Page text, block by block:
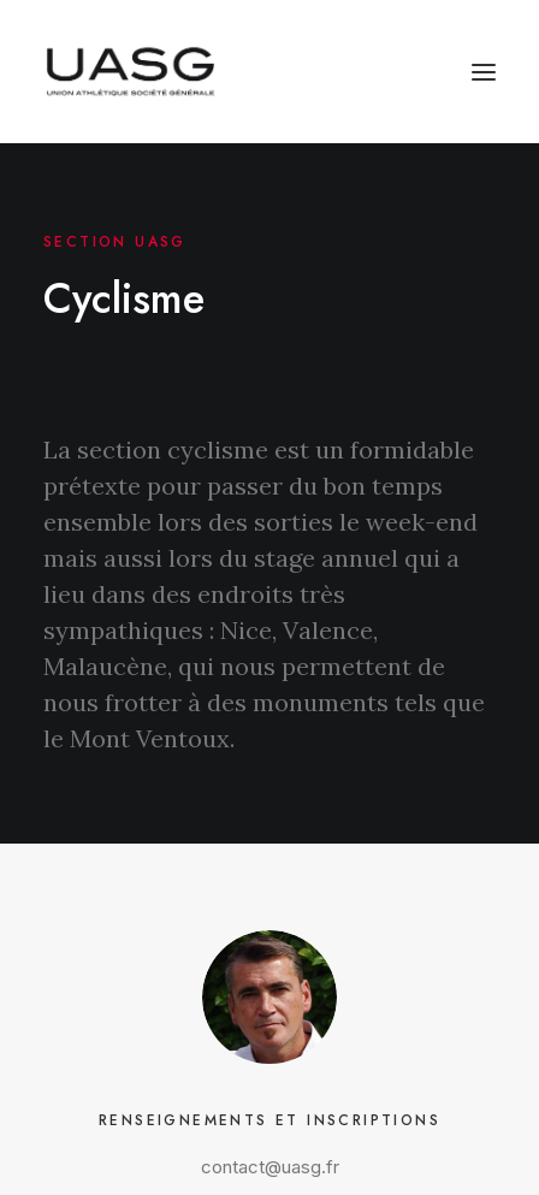
SECTION UASG
Cyclisme
La section cyclisme est un formidable
prétexte pour passer du bon temps
ensemble lors des sorties le week-end
mais aussi lors du stage annuel qui a
lieu dans des endroits très
sympathiques : Nice, Valence,
Malaucène, qui nous permettent de
nous frotter à des monuments tels que
le Mont Ventoux.
RENSEIGNEMENTS ET INSCRIPTIONS
contact@uasg.fr